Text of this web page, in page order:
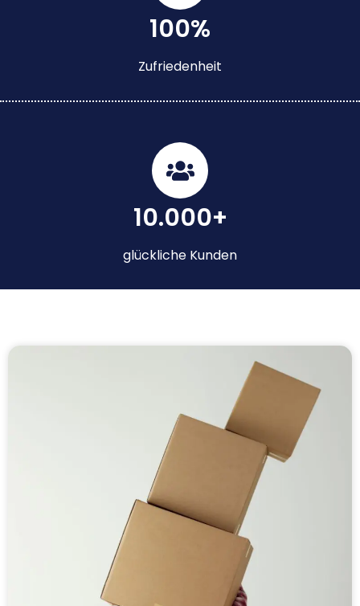
100%
Zufriedenheit
10.000+
glückliche Kunden